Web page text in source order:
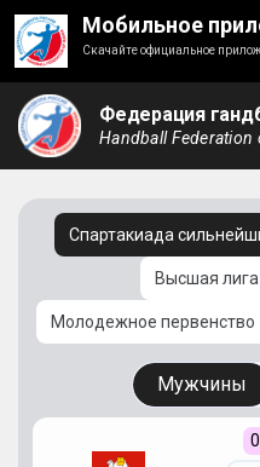
Мобильное
Скачайте официальное
Федерация
Handball Federation
Спартакиада
Высшая лига
Молодежное первенство
Мужчины